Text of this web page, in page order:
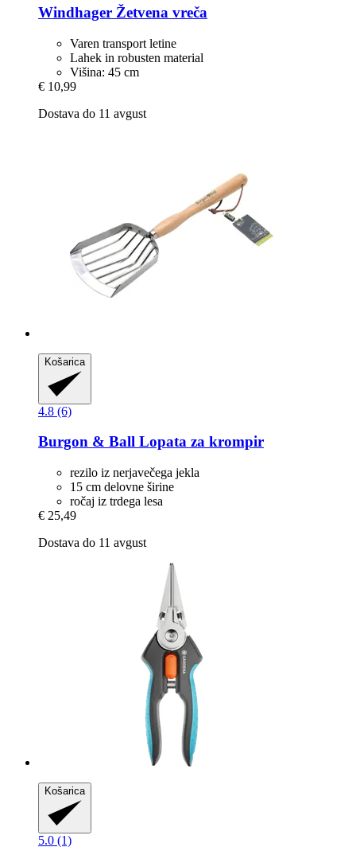
Windhager Žetvena vreča
Varen transport letine
Lahek in robusten material
Višina: 45 cm
€ 10,99
Dostava do 11 avgust
Košarica
4.8 (6)
Burgon & Ball Lopata za krompir
rezilo iz nerjavečega jekla
15 cm delovne širine
ročaj iz trdega lesa
€ 25,49
Dostava do 11 avgust
Košarica
5.0 (1)